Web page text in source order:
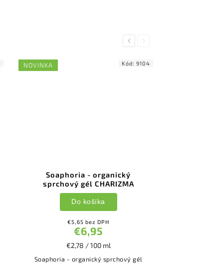
Previous
NOVINKA
Soaphoria - organický
sprchový gél CHARIZMA
€5,65 bez DPH
€6,95
€2,78 / 100 ml
Do košíka
Soaphoria - organický sprchový gél
Kód: 9104
Next